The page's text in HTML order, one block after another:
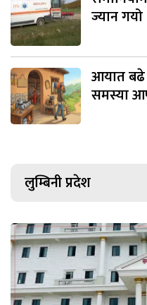
ज्यान गयो
आयात बढे
समस्या
लुम्बिनी प्रदेश